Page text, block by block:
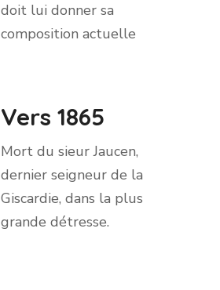
doit lui donner sa
composition actuelle
Vers 1865
Mort du sieur Jaucen,
dernier seigneur de la
Giscardie, dans la plus
grande détresse.